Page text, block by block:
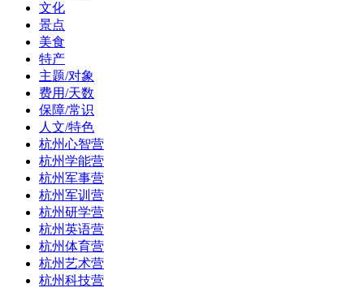
文化
景点
美食
特产
主题/对象
费用/天数
保障/常识
人文/特色
杭州心智营
杭州学能营
杭州军事营
杭州军训营
杭州研学营
杭州英语营
杭州体育营
杭州艺术营
杭州科技营